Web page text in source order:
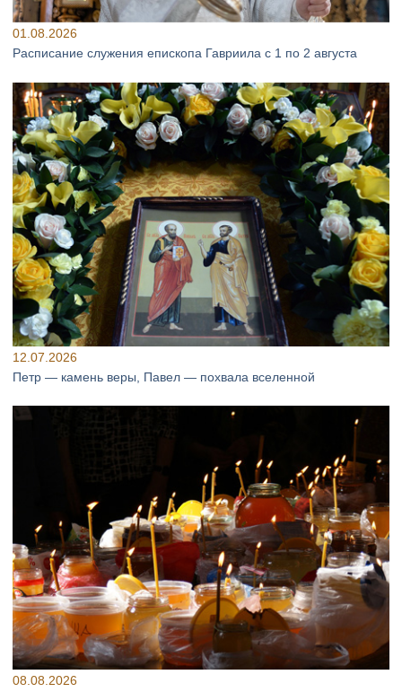
01.08.2026
Расписание служения епископа Гавриила с 1 по 2 августа
12.07.2026
Петр — камень веры, Павел — похвала вселенной
08.08.2026